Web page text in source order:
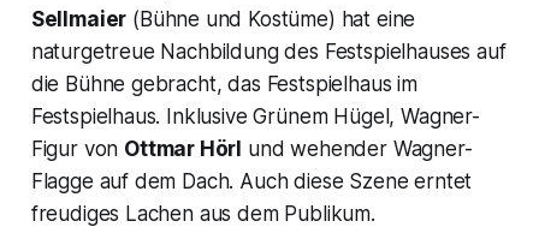
Sellmaier (Bühne und Kostüme) hat eine
naturgetreue Nachbildung des Festspielhauses auf
die Bühne gebracht, das Festspielhaus im
Festspielhaus. Inklusive Grünem Hügel, Wagner-
Figur von Ottmar Hörl und wehender Wagner-
Flagge auf dem Dach. Auch diese Szene erntet
freudiges Lachen aus dem Publikum.